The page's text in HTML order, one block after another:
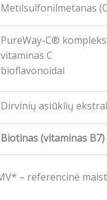
Metilsulfonilmetanas
PureWay-C®
vitaminas C
bioflavonoidai
Dirvinių asiūklių
Biotinas (vitaminas B7)
– referencinė